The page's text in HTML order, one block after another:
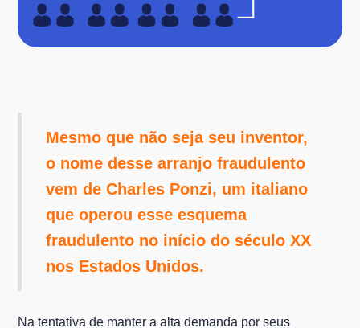
Mesmo que não seja seu inventor,
o nome desse arranjo fraudulento
vem de Charles Ponzi, um italiano
que operou esse esquema
fraudulento no início do século XX
nos Estados Unidos.
Na tentativa de manter a alta demanda por seus